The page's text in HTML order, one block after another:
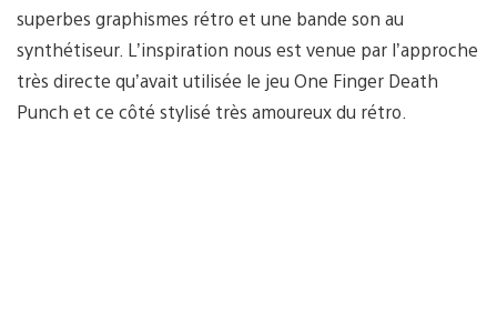
superbes graphismes rétro et une bande son au
synthétiseur. L’inspiration nous est venue par l’approche
très directe qu’avait utilisée le jeu One Finger Death
Punch et ce côté stylisé très amoureux du rétro.